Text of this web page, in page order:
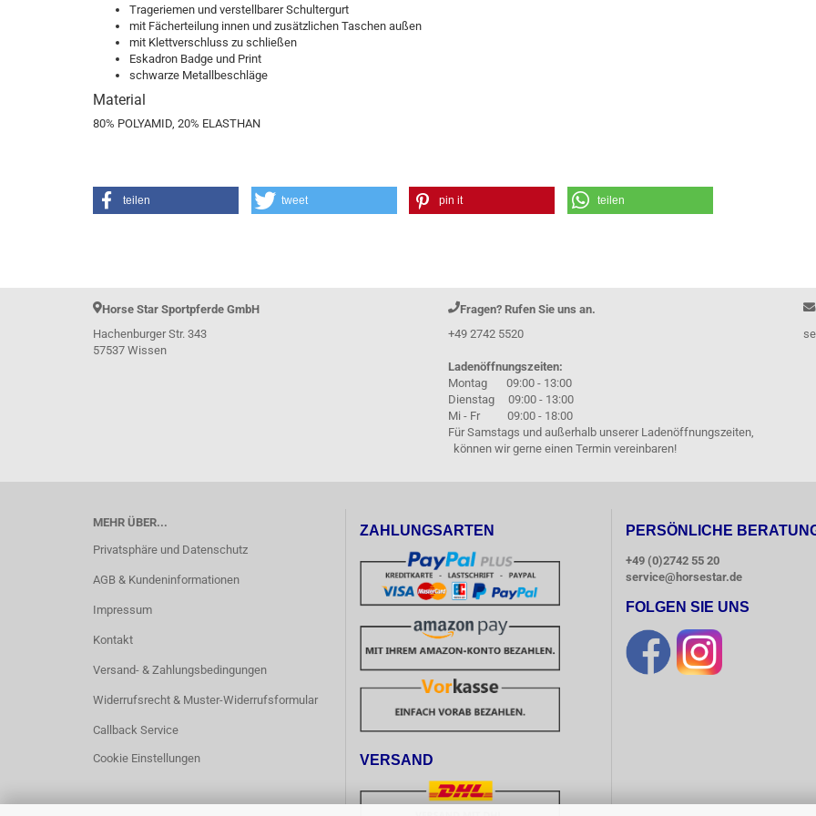
Le Mieux Horsefashion
Trageriemen und verstellbarer Schultergurt
mit Fächerteilung innen und zusätzlichen Taschen außen
mit Klettverschluss zu schließen
Eskadron Badge und Print
schwarze Metallbeschläge
Material
80% POLYAMID, 20% ELASTHAN
teilen tweet pin it teilen
Horse Star Sportpferde GmbH
Hachenburger Str. 343
57537 Wissen
Fragen? Rufen Sie uns an.
+49 2742 5520
Ladenöffnungszeiten:
Montag 09:00 - 13:00
Dienstag 09:00 - 13:00
Mi - Fr 09:00 - 18:00
Für Samstags und außerhalb unserer Ladenöffnungszeiten,
können wir gerne einen Termin vereinbaren!
MEHR ÜBER...
Privatsphäre und Datenschutz
AGB & Kundeninformationen
Impressum
Kontakt
Versand- & Zahlungsbedingungen
Widerrufsrecht & Muster-Widerrufsformular
Callback Service
Cookie Einstellungen
ZAHLUNGSARTEN
VERSAND
PERSÖNLICHE
+49 (0)2742 55 20
service@horsestar.de
FOLGEN SIE UNS